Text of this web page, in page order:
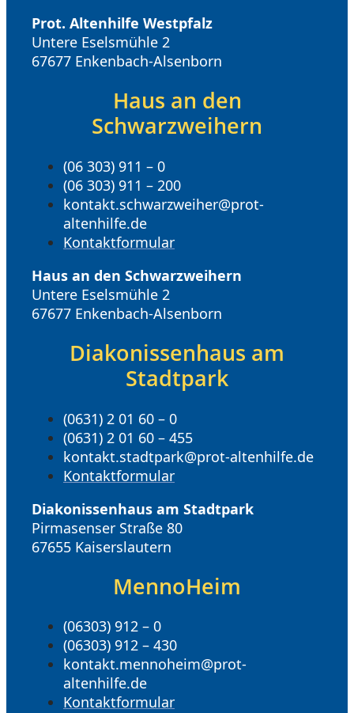
Prot. Altenhilfe Westpfalz
Untere Eselsmühle 2
67677 Enkenbach-Alsenborn
Haus an den
Schwarzweihern
(06 303) 911 – 0
(06 303) 911 – 200
kontakt.schwarzweiher@prot-
altenhilfe.de
Kontaktformular
Haus an den Schwarzweihern
Untere Eselsmühle 2
67677 Enkenbach-Alsenborn
Diakonissenhaus am
Stadtpark
(0631) 2 01 60 – 0
(0631) 2 01 60 – 455
kontakt.stadtpark@prot-altenhilfe.de
Kontaktformular
Diakonissenhaus am Stadtpark
Pirmasenser Straße 80
67655 Kaiserslautern
MennoHeim
(06303) 912 – 0
(06303) 912 – 430
kontakt.mennoheim@prot-
altenhilfe.de
Kontaktformular